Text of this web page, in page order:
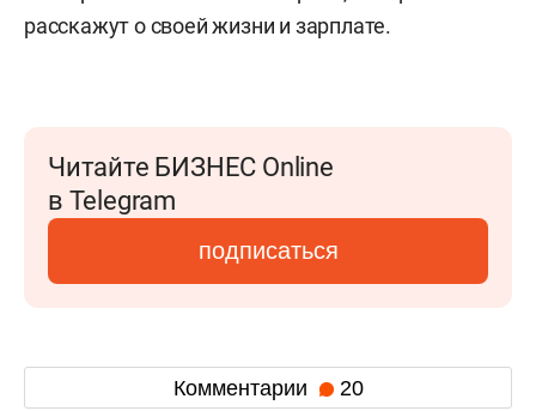
расскажут о своей жизни и зарплате.
Читайте БИЗНЕС Online
в Telegram
подписаться
Комментарии 20